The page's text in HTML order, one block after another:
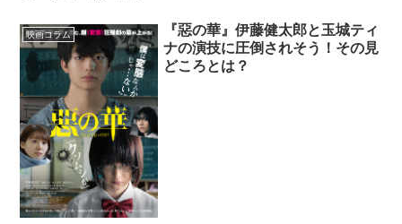
映画コラム
『惡の華』伊藤健太郎と玉城ティ
ナの演技に圧倒されそう！その見
どころとは？